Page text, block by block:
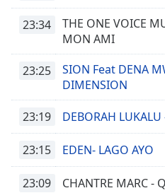
Time-
Chapters
Chapters
23:34
THE ONE VOICE
MON AMI
23:25
SION Feat DENA
DIMENSION
23:19 DEBORAH LUKALU
23:15 EDEN- LAGO AYO
23:09 CHANTRE MARC -